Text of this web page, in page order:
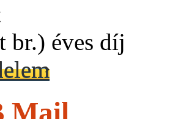
br.) éves díj
Mail